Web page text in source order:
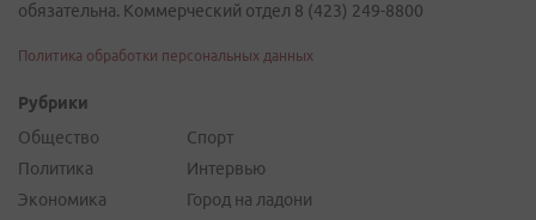
обязательна. Коммерческий отдел 8 (423) 249-8800
Политика обработки персональных данных
Рубрики
Общество
Политика
Экономика
Спорт
Интервью
Город на ладони